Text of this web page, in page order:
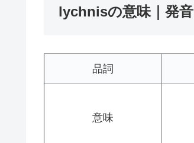
lychnisの意味｜発音
品詞
意味